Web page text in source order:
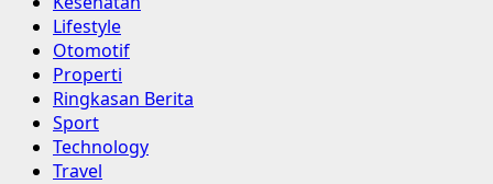
Lifestyle
Otomotif
Properti
Ringkasan Berita
Sport
Technology
Travel